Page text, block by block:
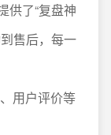
供了“复盘神
售后，每一
用户评价等